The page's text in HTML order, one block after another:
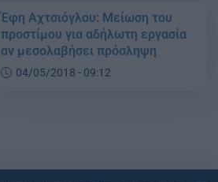
Έφη Αχτσιόγλου: Μείωση του
προστίμου για αδήλωτη εργασία
αν μεσολαβήσει πρόσληψη
04/05/2018 - 09:12